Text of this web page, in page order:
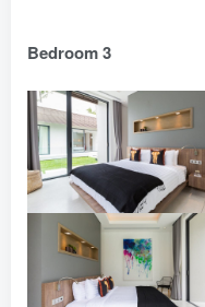
Bedroom 3